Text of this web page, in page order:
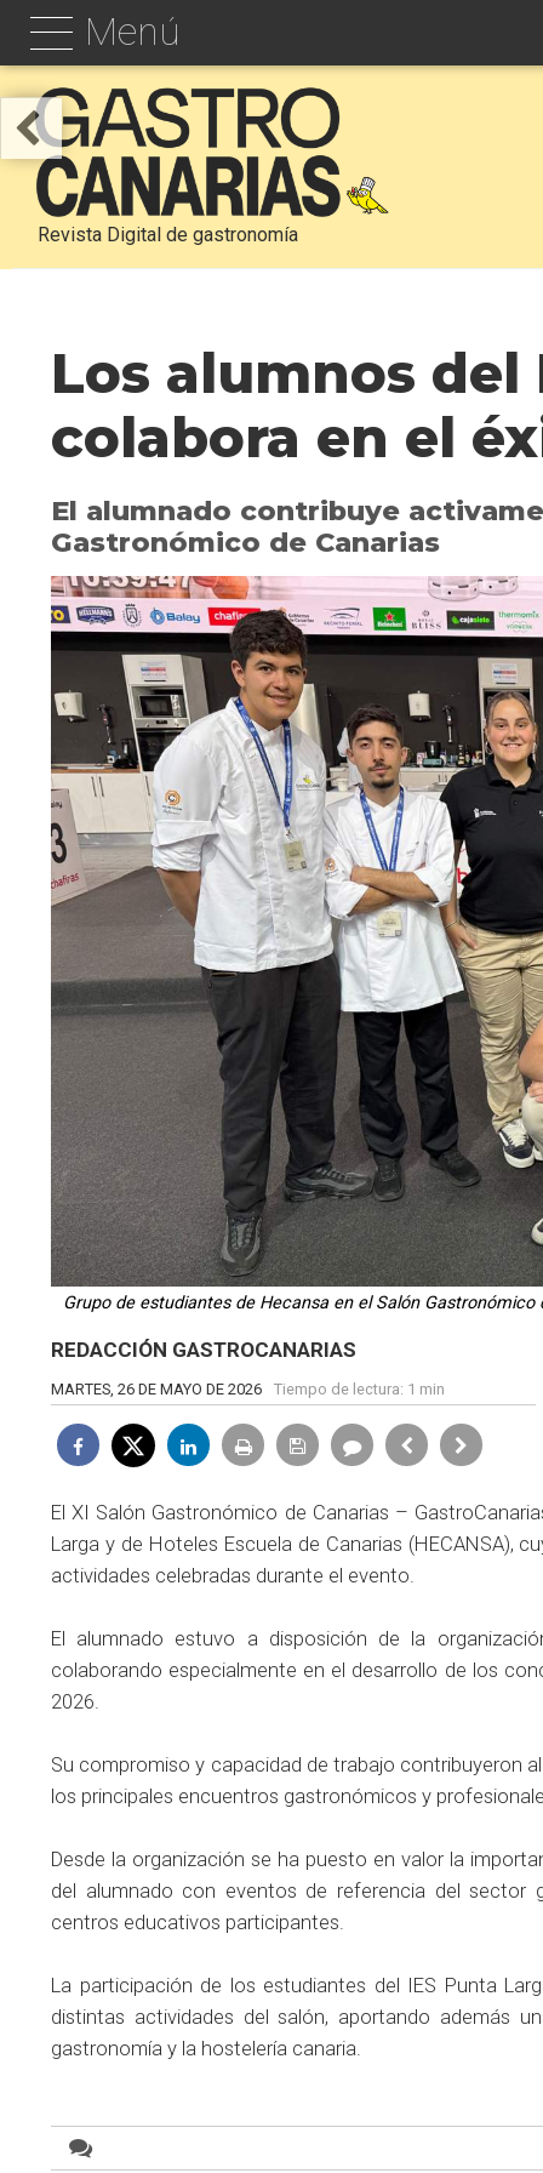
Menú
Revista Digital de gastronomía
Los alumnos del
colabora en el
El alumnado contribuye
Gastronómico de Canarias
Grupo de estudiantes de Hecansa en el Salón Gastronómico
REDACCIÓN GASTROCANARIAS
MARTES, 26 DE MAYO DE 2026 Tiempo de lectura: 1 min
El XI Salón Gastronómico de Canarias –
Larga y de Hoteles Escuela de Canarias (HECANSA),
actividades celebradas durante el evento.
El alumnado estuvo a disposición de la
colaborando especialmente en el desarrollo de los
2026.
Su compromiso y capacidad de trabajo contribuyeron
los principales encuentros gastronómicos y
Desde la organización se ha puesto en valor la
del alumnado con eventos de referencia del sector
centros educativos participantes.
La participación de los estudiantes del IES Punta
distintas actividades del salón, aportando además
gastronomía y la hostelería canaria.